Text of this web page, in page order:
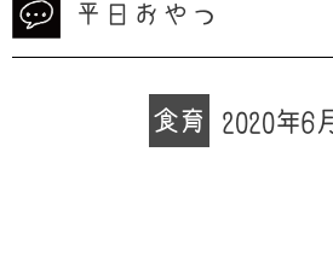
平日おやつ
食育 2020年6